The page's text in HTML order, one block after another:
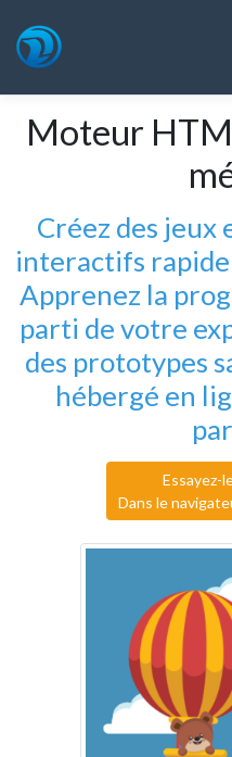
Moteur
Créez des jeux
interactifs
Apprenez la
parti de votre
des prototypes
hébergé en
Essayez-
Dans le